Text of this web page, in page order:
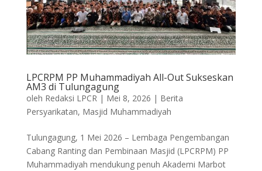
LPCRPM PP Muhammadiyah All-Out Sukseskan
AM3 di Tulungagung
oleh Redaksi LPCR | Mei 8, 2026 | Berita
Persyarikatan, Masjid Muhammadiyah
Tulungagung, 1 Mei 2026 – Lembaga Pengembangan
Cabang Ranting dan Pembinaan Masjid (LPCRPM) PP
Muhammadiyah mendukung penuh Akademi Marbot